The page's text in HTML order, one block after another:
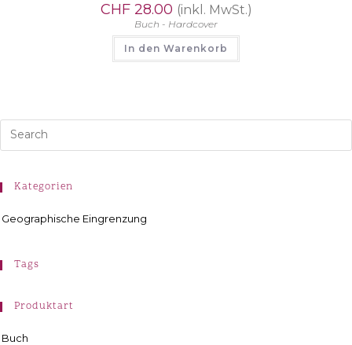
CHF28.00 (inkl. MwSt.)
Buch - Hardcover
In den Warenkorb
Kategorien
Geographische Eingrenzung
Tags
Produktart
Buch